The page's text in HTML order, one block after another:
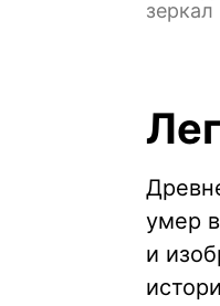
зеркал
умер
и